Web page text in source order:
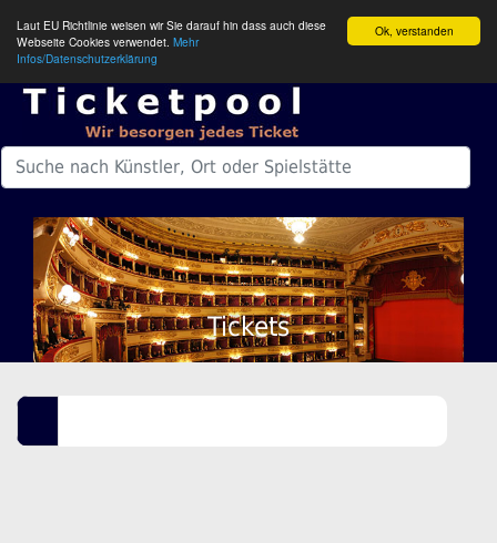
Ok, verstanden
Laut EU Richtlinie weisen wir Sie darauf hin dass auch diese
Webseite Cookies verwendet. Mehr
Infos/Datenschutzerklärung
Tickets